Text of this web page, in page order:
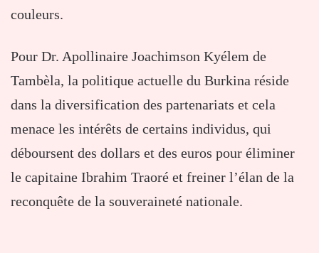
couleurs.
Pour Dr. Apollinaire Joachimson Kyélem de
Tambèla, la politique actuelle du Burkina réside
dans la diversification des partenariats et cela
menace les intérêts de certains individus, qui
déboursent des dollars et des euros pour éliminer
le capitaine Ibrahim Traoré et freiner l’élan de la
reconquête de la souveraineté nationale.